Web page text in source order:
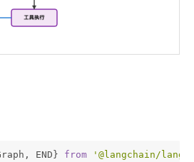
END} from
'@langchain/